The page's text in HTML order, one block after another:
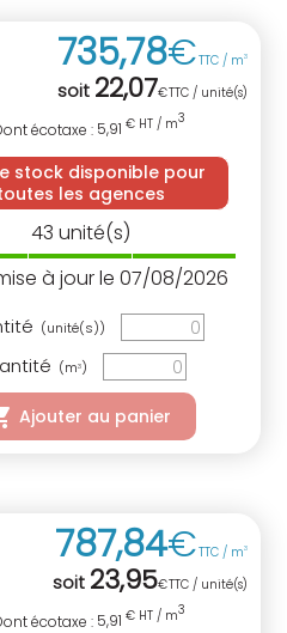
735,78€TTC / m3
soit 22,07€TTC / unité(s)
écotaxe : 5,91 € HT / m3
stock disponible pour
les agences
43 unité(s)
à jour le 07/08/2026
(unité(s))
(m3)
Ajouter au panier
787,84€TTC / m3
soit 23,95€TTC / unité(s)
écotaxe : 5,91 € HT / m3